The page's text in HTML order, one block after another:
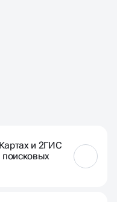
и 2ГИС
поисковых